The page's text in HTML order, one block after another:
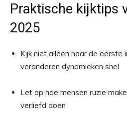
Praktische kijktips
2025
Kijk niet alleen naar de eerste
veranderen dynamieken snel
Let op hoe mensen ruzie
verliefd doen